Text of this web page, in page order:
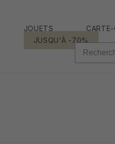
JOUETS
JUSQU'À -70%